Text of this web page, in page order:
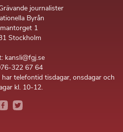
journalister
Byrån
1
Stockholm
kansli@fgj.se
322 67 64
har telefontid tisdagar, onsdagar och
kl. 10-12.